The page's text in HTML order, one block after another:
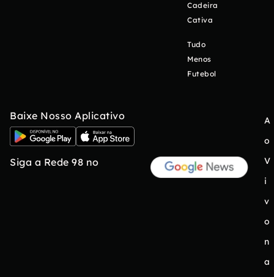
Cadeira
Cativa
Tudo
Menos
Futebol
Baixe Nosso Aplicativo
Siga a Rede 98 no
A
o
V
i
v
o
n
a